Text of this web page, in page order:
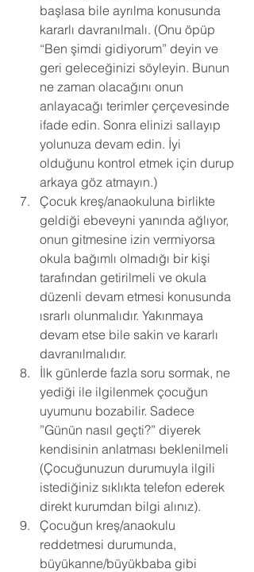
başlasa bile ayrılma konusunda
kararlı davranılmalı. (Onu öpüp
“Ben şimdi gidiyorum” deyin ve
geri geleceğinizi söyleyin. Bunun
ne zaman olacağını onun
anlayacağı terimler çerçevesinde
ifade edin. Sonra elinizi sallayıp
yolunuza devam edin. İyi
olduğunu kontrol etmek için durup
arkaya göz atmayın.)
Çocuk kreş/anaokuluna birlikte
geldiği ebeveyni yanında ağlıyor,
onun gitmesine izin vermiyorsa
okula bağımlı olmadığı bir kişi
tarafından getirilmeli ve okula
düzenli devam etmesi konusunda
ısrarlı olunmalıdır. Yakınmaya
devam etse bile sakin ve kararlı
davranılmalıdır.
İlk günlerde fazla soru sormak, ne
yediği ile ilgilenmek çocuğun
uyumunu bozabilir. Sadece
”Günün nasıl geçti?” diyerek
kendisinin anlatması beklenilmeli
(Çocuğunuzun durumuyla ilgili
istediğiniz sıklıkta telefon ederek
direkt kurumdan bilgi alınız).
Çocuğun kreş/anaokulu
reddetmesi durumunda,
büyükanne/büyükbaba gibi